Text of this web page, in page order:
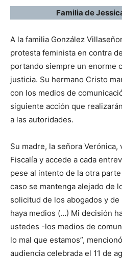
Familia de
A la familia González
protesta feminista en contra
portando siempre un enorme
justicia. Su hermano Cristo
con los medios de
siguiente acción que
a las autoridades.
Su madre, la señora Verónica,
Fiscalía y accede a cada
pese al intento de la otra
caso se mantenga alejado de
solicitud de los abogados y de
haya medios (…) Mi decisión
ustedes -los medios de
lo mal que estamos”,
audiencia celebrada el 11 de